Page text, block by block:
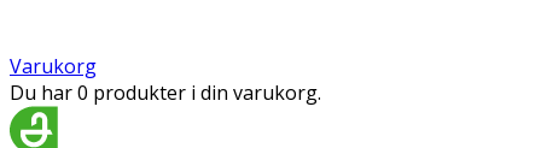
Varukorg
Du har 0 produkter i din varukorg.